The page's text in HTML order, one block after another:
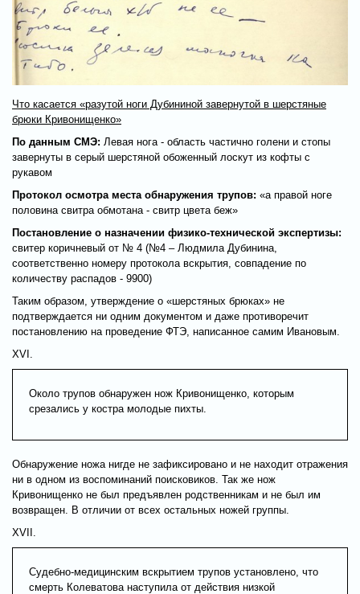
Что касается «разутой ноги Дубининой завернутой в шерстяные
брюки Кривонищенко»
По данным СМЭ: Левая нога - область частично голени и стопы
завернуты в серый шерстяной обоженный лоскут из кофты с
рукавом
Протокол осмотра места обнаружения трупов: «а правой ноге
половина свитра обмотана - свитр цвета беж»
Постановление о назначении физико-технической экспертизы:
свитер коричневый от № 4 (№4 – Людмила Дубинина,
соответственно номеру протокола вскрытия, совпадение по
количеству распадов - 9900)
Таким образом, утверждение о «шерстяных брюках» не
подтверждается ни одним документом и даже противоречит
постановлению на проведение ФТЭ, написанное самим Ивановым.
XVI.
Около трупов обнаружен нож Кривонищенко, которым
срезались у костра молодые пихты.
Обнаружение ножа нигде не зафиксировано и не находит отражения
ни в одном из воспоминаний поисковиков. Так же нож
Кривонищенко не был предъявлен родственникам и не был им
возвращен. В отличии от всех остальных ножей группы.
XVII.
Судебно-медицинским вскрытием трупов установлено, что
смерть Колеватова наступила от действия низкой